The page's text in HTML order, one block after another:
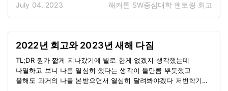
메일을 받게 되었고 해커톤 분위기를 다시 한번 느껴볼 수
있겠구나 라는 생각을 하면서 답장을 보냈습니다 이전
2017년도에 동일한 해커톤에 개발자로 참여했었고 개발적인 부분
뿐만 아니라 협업 관점에서 여러가지를 배워갔던 좋은 추억을
가지고 있어서 저에겐 더욱 애증이 되는 해커톤이였습니다 이전에
참여했던 경험을 어필하고 그동안의 이력을 상세히 기입해서
전달드린 이후, 다행히 멘토진으로 확정되었습니다 백엔드 개발
뿐만 아니라 안드로이드나 프론트엔드 실무 경험이 있던 부분이
July 04, 2023 해커톤 SW중심대학 멘토링 회고
2022년 회고와 2023년 새해 다짐
TL;DR 뭔가 짧게 지나갔기에 별로 한게 없겠지 생각했는데
나열하고 보니 나름 열심히 했다는 생각이 들만큼 뿌듯했고
올해도 과거의 나를 본받으면서 열심히 달려봐야겠다 저번학기